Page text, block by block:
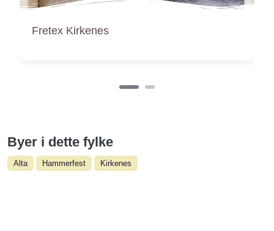
Miabutikken
Byer i dette fylke
Alta Hammerfest Kirkenes